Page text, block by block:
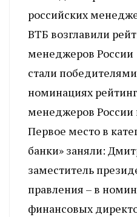
российских
ВТБ возглавили
менеджеров
стали
номинациях
менеджеров
Первое место в
банки» заняли:
заместитель
правления – в
финансовых